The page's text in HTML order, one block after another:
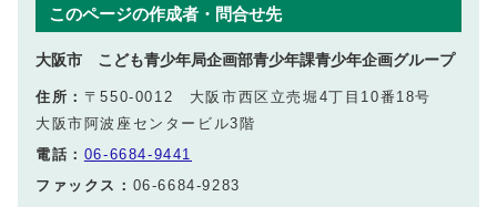
このページの作成者・問合せ先
大阪市 こども青少年局企画部青少年課青少年企画グループ
住所： 〒550-0012 大阪市西区立売堀4丁目10番18号
大阪市阿波座センタービル3階
電話： 06-6684-9441
ファックス： 06-6684-9283